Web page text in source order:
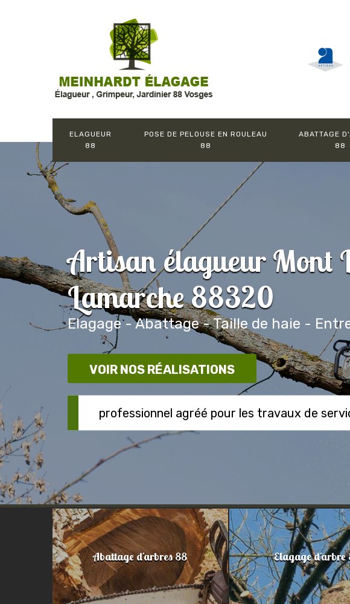
ELAGUEUR
88
POSE DE PELOUSE EN ROULEAU
88
ABATTAGE
88
Artisan élagueur Mont
Lamarche 88320
Elagage - Abattage - Taille de haie -
VOIR NOS RÉALISATIONS
professionnel agréé pour les travaux de
Abattage d'arbres 88 Elagage d'arbre